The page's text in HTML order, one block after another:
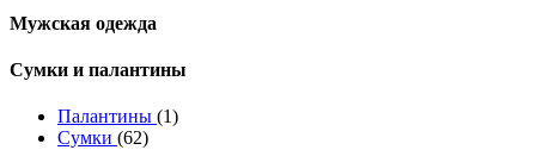
Мужская одежда
Сумки и палантины
Палантины (1)
Сумки (62)